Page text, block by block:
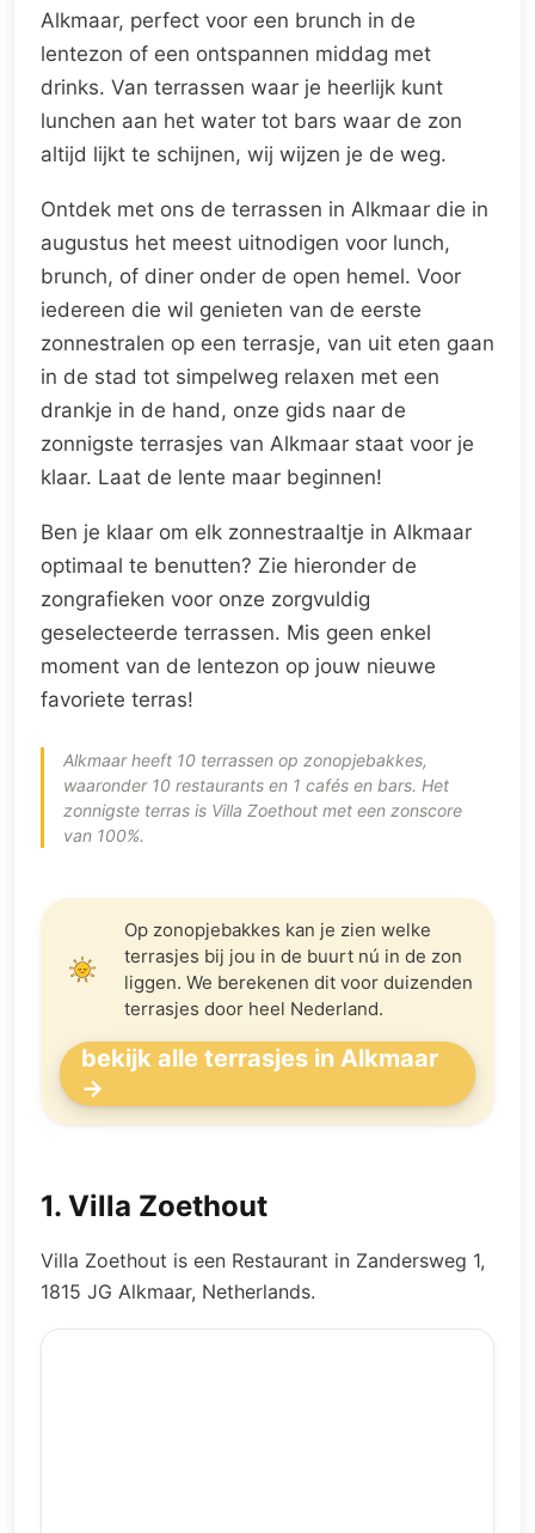
Alkmaar, perfect voor een brunch in de
lentezon of een ontspannen middag met
drinks. Van terrassen waar je heerlijk kunt
lunchen aan het water tot bars waar de zon
altijd lijkt te schijnen, wij wijzen je de weg.
Ontdek met ons de terrassen in Alkmaar die in
augustus het meest uitnodigen voor lunch,
brunch, of diner onder de open hemel. Voor
iedereen die wil genieten van de eerste
zonnestralen op een terrasje, van uit eten gaan
in de stad tot simpelweg relaxen met een
drankje in de hand, onze gids naar de
zonnigste terrasjes van Alkmaar staat voor je
klaar. Laat de lente maar beginnen!
Ben je klaar om elk zonnestraaltje in Alkmaar
optimaal te benutten? Zie hieronder de
zongrafieken voor onze zorgvuldig
geselecteerde terrassen. Mis geen enkel
moment van de lentezon op jouw nieuwe
favoriete terras!
Alkmaar heeft 10 terrassen op zonopjebakkes,
waaronder 10 restaurants en 1 cafés en bars. Het
zonnigste terras is Villa Zoethout met een zonscore
van 100%.
Op zonopjebakkes kan je zien welke
terrasjes bij jou in de buurt nú in de zon
liggen. We berekenen dit voor duizenden
terrasjes door heel Nederland.
bekijk alle terrasjes in Alkmaar
→
1. Villa Zoethout
Villa Zoethout is een Restaurant in Zandersweg 1,
1815 JG Alkmaar, Netherlands.